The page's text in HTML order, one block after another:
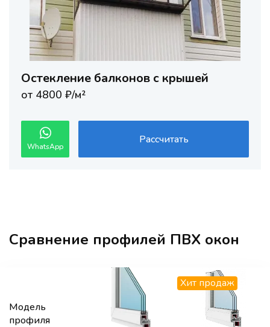
Остекление балконов с крышей
от 4800 ₽/м²
WhatsApp
Рассчитать
Сравнение профилей ПВХ окон
Модель
профиля
Хит продаж